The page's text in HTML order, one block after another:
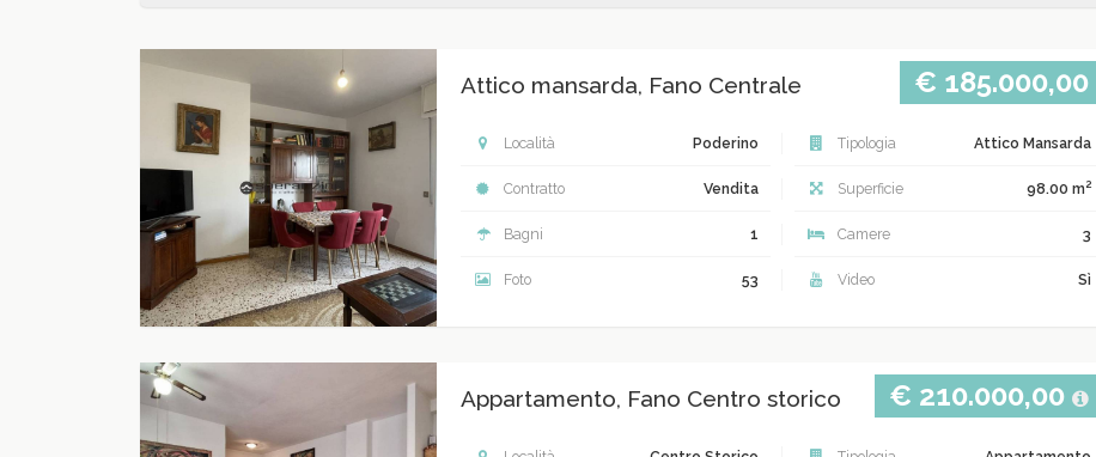
Attico mansarda, Fano Centrale € 185.000,00
Località Poderino Tipologia Attico Mansarda
Contratto Vendita Superficie 98.00 m2
Bagni 1 Camere 3
Foto 53 Video Sì
Appartamento, Fano Centro storico € 210.000,00